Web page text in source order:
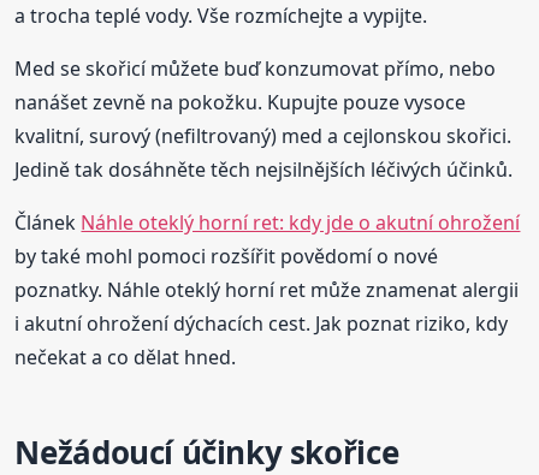
a trocha teplé vody. Vše rozmíchejte a vypijte.
Med se skořicí můžete buď konzumovat přímo, nebo
nanášet zevně na pokožku. Kupujte pouze vysoce
kvalitní, surový (nefiltrovaný) med a cejlonskou skořici.
Jedině tak dosáhněte těch nejsilnějších léčivých účinků.
Článek Náhle oteklý horní ret: kdy jde o akutní ohrožení
by také mohl pomoci rozšířit povědomí o nové
poznatky. Náhle oteklý horní ret může znamenat alergii
i akutní ohrožení dýchacích cest. Jak poznat riziko, kdy
nečekat a co dělat hned.
Nežádoucí účinky skořice